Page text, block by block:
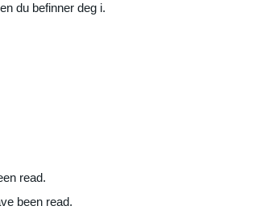
du befinner deg i.
read.
been read.